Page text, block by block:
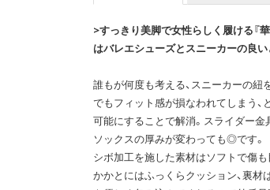
>すっきり美脚で女性らしく履ける『
はバレエシューズとスニーカーの良い
誰もが何度も考える、スニーカーの紐
でもフィット感が損なわれてしまう
可能にすることで解消。スライダー
ソックスの厚みが変わっても◎です。
シボ加工を施した素材はソフトで傷
かかとにはふっくらクッション、裏材